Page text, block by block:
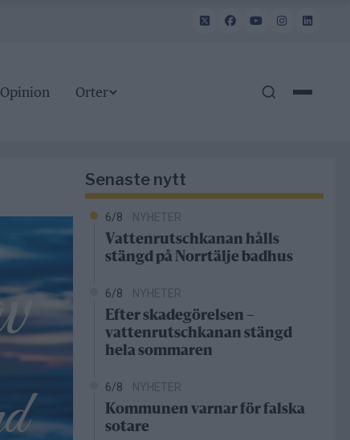
Opinion Orter
Senaste nytt
6/8 NYHETER
Vattenrutschkanan hålls
stängd på Norrtälje badhus
6/8 NYHETER
Efter skadegörelsen –
vattenrutschkanan stängd
hela sommaren
6/8 NYHETER
Kommunen varnar för falska
sotare